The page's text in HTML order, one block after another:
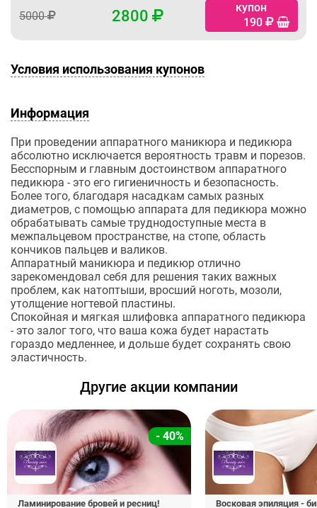
Условия использования купонов
Информация
При проведении аппаратного маникюра и педикюра
абсолютно исключается вероятность травм и порезов.
Бесспорным и главным достоинством аппаратного
педикюра - это его гигиеничность и безопасность.
Более того, благодаря насадкам самых разных
диаметров, с помощью аппарата для педикюра можно
обрабатывать самые труднодоступные места в
межпальцевом пространстве, на стопе, область
кончиков пальцев и валиков.
Аппаратный маникюра и педикюр отлично
зарекомендовал себя для решения таких важных
проблем, как натоптыши, вросший ноготь, мозоли,
утолщение ногтевой пластины.
Спокойная и мягкая шлифовка аппаратного педикюра
- это залог того, что ваша кожа будет нарастать
гораздо медленнее, и дольше будет сохранять свою
эластичность.
5000 2800
купон
190
Другие акции компании
- 40%
Ламинирование бровей и ресниц! Восковая эпиляция -